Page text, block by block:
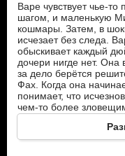
Варе чувствует чье-
шагом, и маленькую
кошмары. Затем, в
исчезает без следа.
обыскивает каждый
дочери нигде нет.
за дело берётся
Фах. Когда она
понимает, что
чем-то более
глубже в запутанную
историю, которая
протяжении